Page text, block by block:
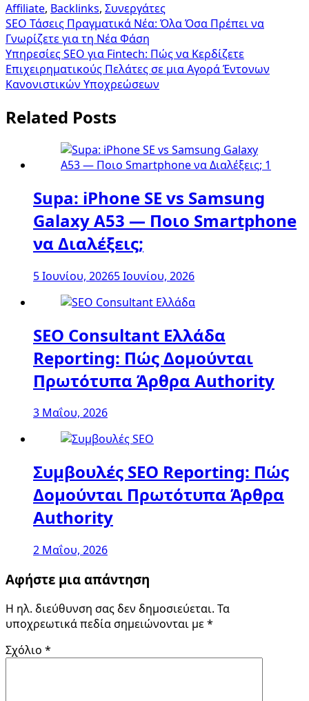
Affiliate, Backlinks, Συνεργάτες
Πλοήγηση
άρθρων
SEO Τάσεις Πραγματικά Νέα: Όλα Όσα Πρέπει να
Γνωρίζετε για τη Νέα Φάση
Υπηρεσίες SEO για Fintech: Πώς να Κερδίζετε
Επιχειρηματικούς Πελάτες σε μια Αγορά Έντονων
Κανονιστικών Υποχρεώσεων
Related Posts
Supa: iPhone SE vs Samsung
Galaxy A53 — Ποιο Smartphone
να Διαλέξεις;
5 Ιουνίου, 20265 Ιουνίου, 2026
SEO Consultant Ελλάδα
Reporting: Πώς Δομούνται
Πρωτότυπα Άρθρα Authority
3 Μαΐου, 2026
Συμβουλές SEO Reporting: Πώς
Δομούνται Πρωτότυπα Άρθρα
Authority
2 Μαΐου, 2026
Αφήστε μια απάντηση
Η ηλ. διεύθυνση σας δεν δημοσιεύεται. Τα
υποχρεωτικά πεδία σημειώνονται με*
Σχόλιο *